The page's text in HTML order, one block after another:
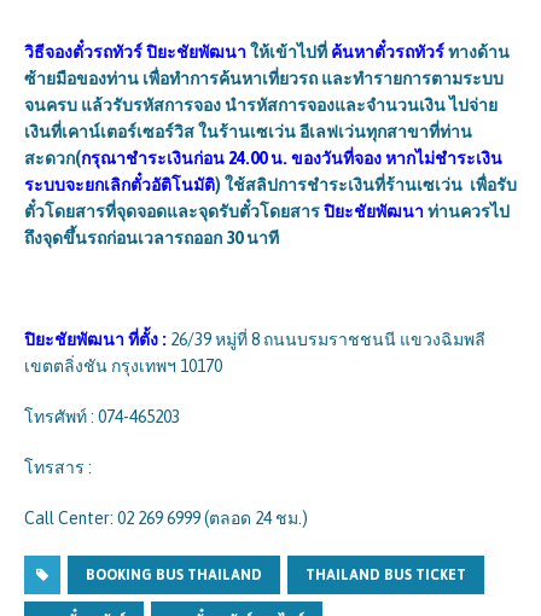
วิธีจองตั๋วรถทัวร์ปิยะชัยพัฒนา ให้เข้าไปที่ ค้นหาตั๋วรถทัวร์ทางด้าน
ซ้ายมือของท่าน เพื่อทำการค้นหาเที่ยวรถ และทำรายการตามระบบ
จนครบ แล้วรับรหัสการจอง นำรหัสการจองและจำนวนเงิน ไปจ่าย
เงินที่เคาน์เตอร์เซอร์วิส ในร้านเซเว่น อีเลฟเว่นทุกสาขาที่ท่าน
สะดวก(กรุณาชำระเงินก่อน 24.00 น. ของวันที่จอง หากไม่ชำระเงิน
ระบบจะยกเลิกตั๋วอัติโนมัติ) ใช้สลิปการชำระเงินที่ร้านเซเว่น เพื่อรับ
ตั๋วโดยสารที่จุดจอดและจุดรับตั๋วโดยสารปิยะชัยพัฒนา ท่านควรไป
ถึงจุดขึ้นรถก่อนเวลารถออก 30 นาที
ปิยะชัยพัฒนา ที่ตั้ง : 26/39 หมู่ที่ 8 ถนนบรมราชชนนี แขวงฉิมพลี
เขตตลิ่งชัน กรุงเทพฯ 10170
โทรศัพท์ : 074-465203
โทรสาร :
Call Center: 02 269 6999 (ตลอด 24 ชม.)
BOOKING BUS THAILAND THAILAND BUS TICKET